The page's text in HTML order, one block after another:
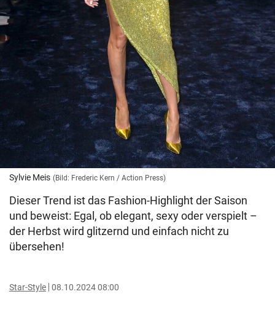
Sylvie Meis (Bild: Frederic Kern / Action Press)
Dieser Trend ist das Fashion-Highlight der Saison
und beweist: Egal, ob elegant, sexy oder verspielt –
der Herbst wird glitzernd und einfach nicht zu
übersehen!
Star-Style 08.10.2024 08:00